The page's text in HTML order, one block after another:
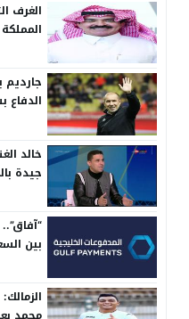
الغرف
الدفاع
خالد
جيدة
بين